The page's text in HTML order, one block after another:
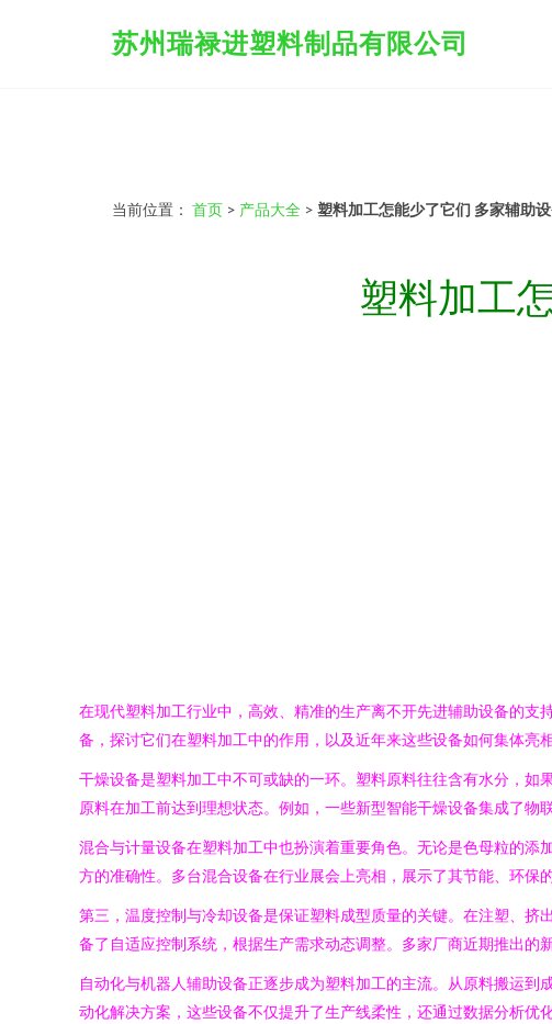
苏州瑞禄进塑料制品有限公司
当前位置： 首页 > 产品大全 > 塑料加工怎能少了它们 多家辅助
塑料加工
在现代塑料加工行业中，高效、精准的生产离不开先进辅助设备的
备，探讨它们在塑料加工中的作用，以及近年来这些设备如何集体亮
干燥设备是塑料加工中不可或缺的一环。塑料原料往往含有水分，
原料在加工前达到理想状态。例如，一些新型智能干燥设备集成了物
混合与计量设备在塑料加工中也扮演着重要角色。无论是色母粒的
方的准确性。多台混合设备在行业展会上亮相，展示了其节能、环保
第三，温度控制与冷却设备是保证塑料成型质量的关键。在注塑、
备了自适应控制系统，根据生产需求动态调整。多家厂商近期推出的
自动化与机器人辅助设备正逐步成为塑料加工的主流。从原料搬运
动化解决方案，这些设备不仅提升了生产线柔性，还通过数据分析优